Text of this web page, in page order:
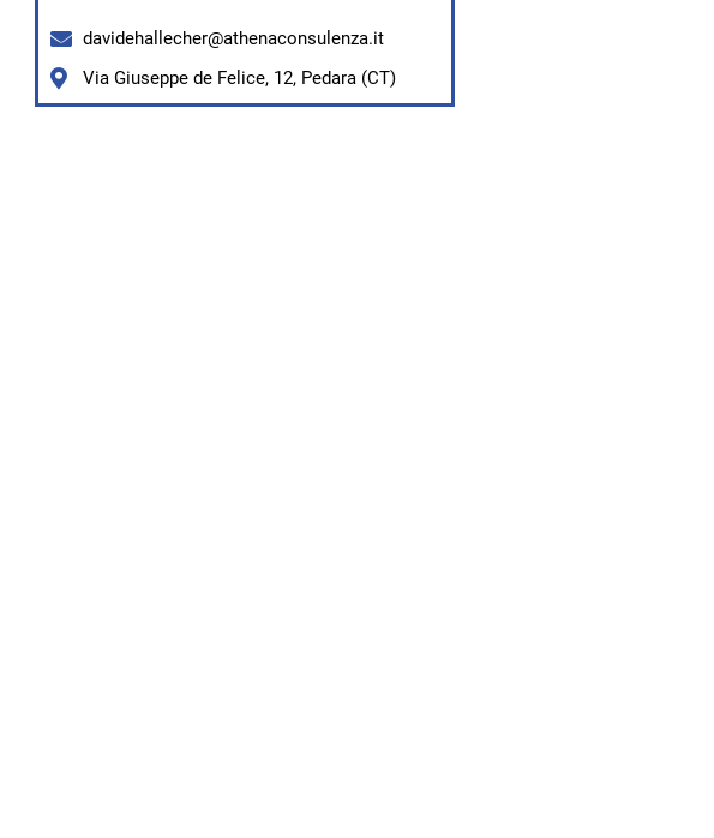
davidehallecher@athenaconsulenza.it
Via Giuseppe de Felice, 12, Pedara (CT)